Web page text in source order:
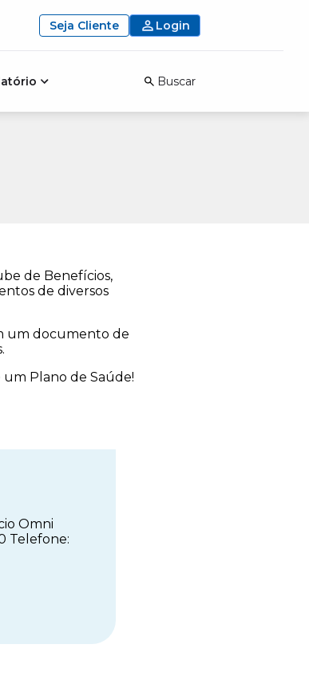
Seja Cliente Login
Buscar
de Benefícios,
de diversos
um documento de
Plano de Saúde!
Omni
Telefone: